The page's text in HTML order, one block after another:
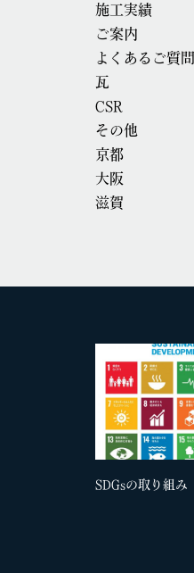
施工実績
ご案内
よくあるご質問
瓦
CSR
その他
京都
大阪
滋賀
SDGsの取り組み